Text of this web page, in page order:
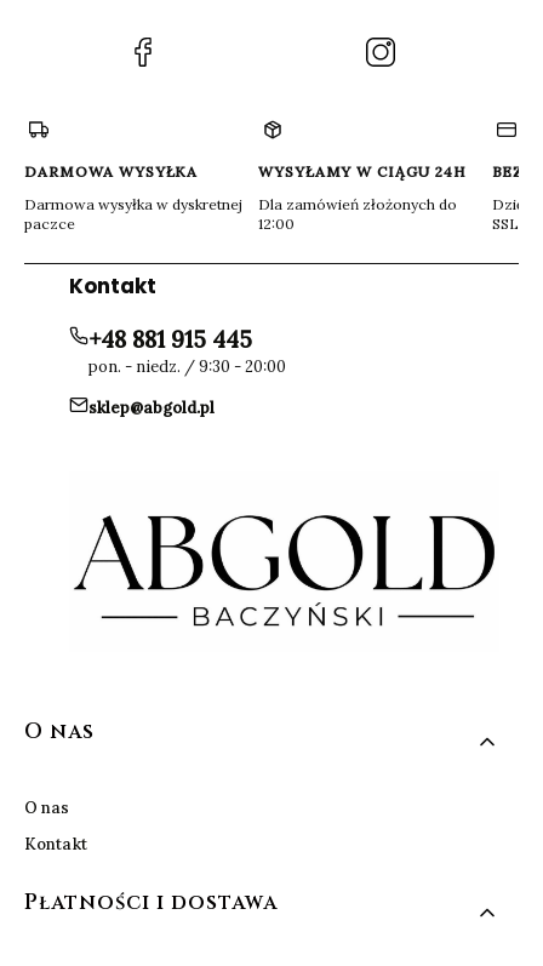
(Otwiera
się
DARMOWA WYSYŁKA
Darmowa wysyłka w dyskretnej
paczce
WYSYŁAMY W CIĄGU 24H
Dla zamówień złożonych do
12:00
Dzięki
SSL
Kontakt
+48 881 915 445
pon. - niedz. / 9:30 - 20:00
sklep@abgold.pl
Linki w stopce
O nas
O nas
Kontakt
Płatności i dostawa